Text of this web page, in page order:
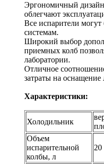
Эргономичный
облегчают
Все испарители
системам.
Широкий выбор
приемных колб
лаборатории.
Отличное
затраты на оснащение
Характеристики:
Холодильник
Объем
испарительной
колбы, л
20